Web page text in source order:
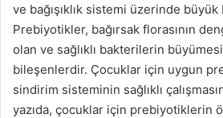
ve bağışıklık sistemi üzerinde
Prebiyotikler, bağırsak florasının
olan ve sağlıklı bakterilerin
bileşenlerdir. Çocuklar için uygun
sindirim sisteminin sağlıklı
yazıda, çocuklar için prebiyotiklerin